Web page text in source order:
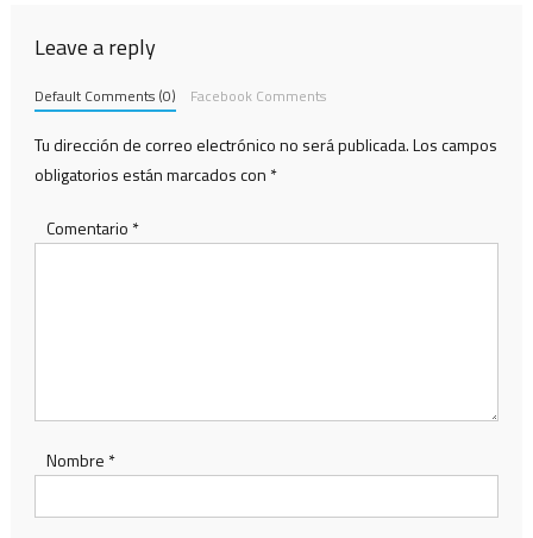
Leave a reply
Default Comments (0) Facebook Comments
Tu dirección de correo electrónico no será publicada.Los campos
obligatorios están marcados con *
Comentario *
Nombre *